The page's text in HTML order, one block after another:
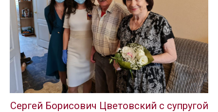
Сергей Борисович Цветовский с супругой